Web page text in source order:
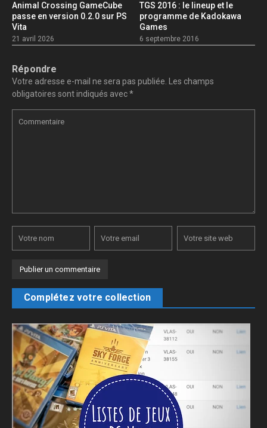
Animal Crossing GameCube
passe en version 0.2.0 sur PS
Vita
21 avril 2026
TGS 2016 : le lineup et le
programme de Kadokawa
Games
6 septembre 2016
Répondre
Votre adresse e-mail ne sera pas publiée. Les champs
obligatoires sont indiqués avec*
Complétez votre collection